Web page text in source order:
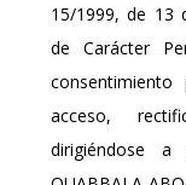
15/1999, de 13
de Carácter
acceso,
dirigiéndose